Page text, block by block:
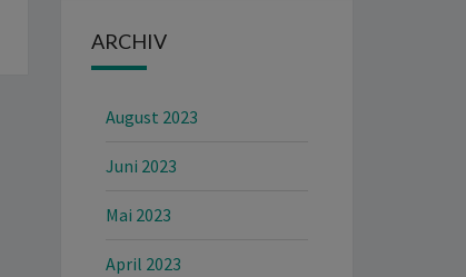
ARCHIV
August 2023
Juni 2023
Mai 2023
April 2023